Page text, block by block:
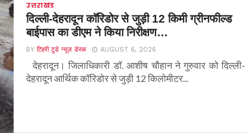
उत्तराखंड
दिल्ली-देहरादून कॉरिडोर से जुड़ी 12 किमी ग्रीनफील्ड
बाईपास का डीएम ने किया निरीक्षण…
BYटिहरी टुडे न्यूज़ डेस्क AUGUST 6, 2026
देहरादून। जिलाधिकारी डॉ. आशीष चौहान ने गुरुवार को दिल्ली-
देहरादून आर्थिक कॉरिडोर से जुड़ी 12 किलोमीटर...